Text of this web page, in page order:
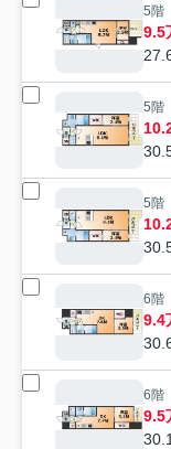
5階
9.5
5階
5階
6階
9.4
6階
9.5